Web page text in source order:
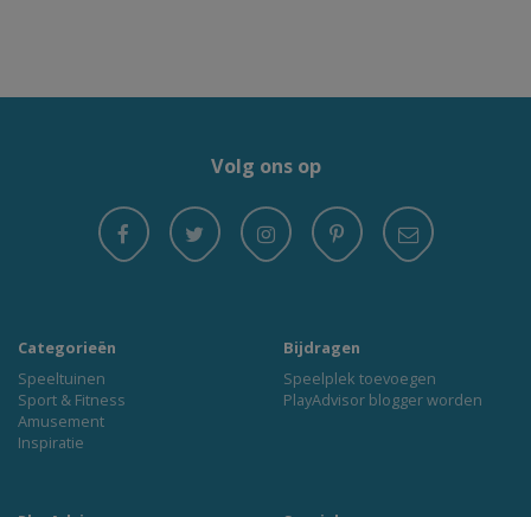
Volg ons op
Categorieën
Speeltuinen
Sport & Fitness
Amusement
Inspiratie
Bijdragen
Speelplek toevoegen
PlayAdvisor blogger worden